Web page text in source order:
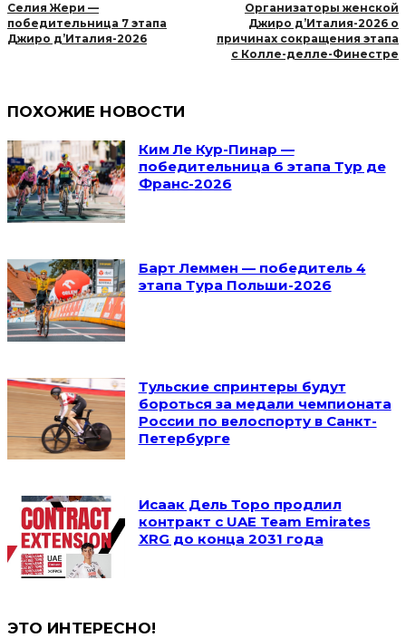
Селия Жери —
победительница 7 этапа
Джиро д’Италия-2026
Организаторы женской
Джиро д’Италия-2026 о
причинах сокращения этапа
с Колле-делле-Финестре
ПОХОЖИЕ НОВОСТИ
Ким Ле Кур-Пинар —
победительница 6 этапа Тур де
Франс-2026
Барт Леммен — победитель 4
этапа Тура Польши-2026
Тульские спринтеры будут
бороться за медали чемпионата
России по велоспорту в Санкт-
Петербурге
Исаак Дель Торо продлил
контракт с UAE Team Emirates
XRG до конца 2031 года
ЭТО ИНТЕРЕСНО!